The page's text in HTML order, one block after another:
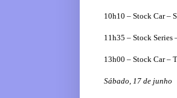
10h10 – Stock Car –
11h35 – Stock
13h00 – Stock Car –
Sábado, 17 de junho